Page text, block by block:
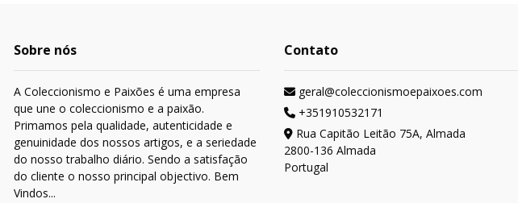
Sobre nós
A Coleccionismo e Paixões é uma empresa
que une o coleccionismo e a paixão.
Primamos pela qualidade, autenticidade e
genuinidade dos nossos artigos, e a seriedade
do nosso trabalho diário. Sendo a satisfação
do cliente o nosso principal objectivo. Bem
Vindos...
Contato
geral@coleccionismoepaixoes.com
+351910532171
Rua Capitão Leitão 75A, Almada
2800-136 Almada
Portugal